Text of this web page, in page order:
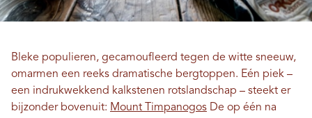
Bleke populieren, gecamoufleerd tegen de witte sneeuw,
omarmen een reeks dramatische bergtoppen. Eén piek –
een indrukwekkend kalkstenen rotslandschap – steekt er
bijzonder bovenuit: Mount Timpanogos De op één na